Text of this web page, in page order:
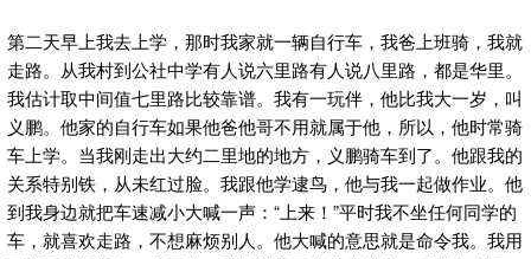
第二天早上我去上学，那时我家就一辆自行车，我爸上班骑，我就
走路。从我村到公社中学有人说六里路有人说八里路，都是华里。
我估计取中间值七里路比较靠谱。我有一玩伴，他比我大一岁，叫
义鹏。他家的自行车如果他爸他哥不用就属于他，所以，他时常骑
车上学。当我刚走出大约二里地的地方，义鹏骑车到了。他跟我的
关系特别铁，从未红过脸。我跟他学逮鸟，他与我一起做作业。他
到我身边就把车速减小大喊一声：“上来！”平时我不坐任何同学的
车，就喜欢走路，不想麻烦别人。他大喊的意思就是命令我。我用